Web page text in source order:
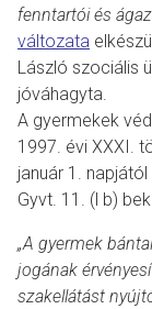
fenntartói és
változata
László szociális
jóváhagyta.
A gyermekek
1997. évi XXXI.
január 1.
Gyvt. 11. (l b)
„A gyermek
jogának
szakellátást